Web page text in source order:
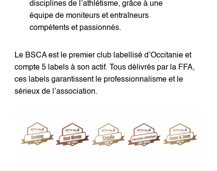
disciplines de l’athlétisme, grâce à une
équipe de moniteurs et entraîneurs
compétents et passionnés.
Le BSCA est le premier club labellisé d’Occitanie et
compte 5 labels à son actif. Tous délivrés par la FFA,
ces labels garantissent le professionnalisme et le
sérieux de l’association.